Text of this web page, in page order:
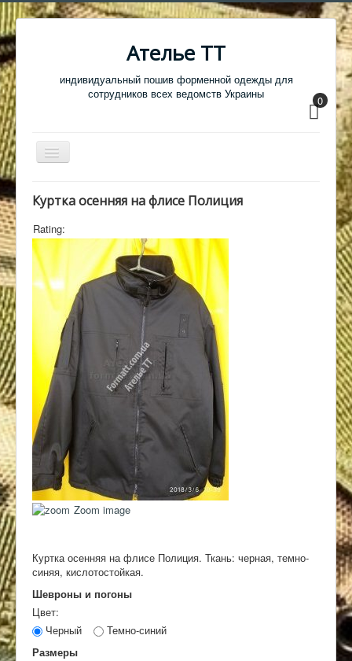
Ателье ТТ
индивидуальный пошив форменной одежды для
сотрудников всех ведомств Украины
0
Перемикач
навігації
Обувь
Атрибутика
Головные уборы
Образцы тканей
Кабинет
Контакты
Куртка осенняя на флисе Полиция
Rating:
Zoom image
Куртка осенняя на флисе Полиция. Ткань: черная, темно-
синяя, кислотостойкая.
Шевроны и погоны
Цвет:
Черный
Темно-синий
Размеры